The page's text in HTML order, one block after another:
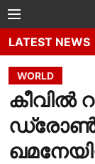
LATEST NEWS
WORLD
ഡ്രോൺ